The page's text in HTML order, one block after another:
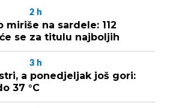
2 h
miriše na sardele: 112
se za titulu najboljih
3 h
a ponedjeljak još gori:
37 °C